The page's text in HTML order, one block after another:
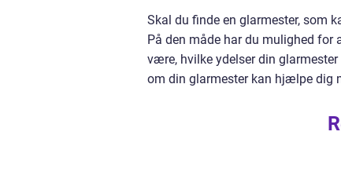
Skal du finde en glarmester, som
På den måde har du mulighed for
være, hvilke ydelser din
om din glarmester kan hjælpe dig